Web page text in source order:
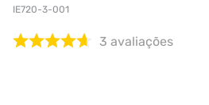
IE720-3-001
3 avaliações